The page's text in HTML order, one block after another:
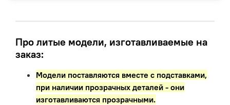
Про литые модели, изготавливаемые на
заказ:
Модели поставляются вместе с подставками,
при наличии прозрачных деталей - они
изготавливаются прозрачными.